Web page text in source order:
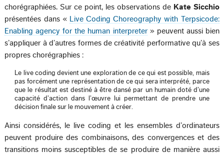
chorégraphiées. Sur ce point, les observations de Kate Sicchio
présentées dans «
Live Coding Choreography with Terpsicode:
Enabling agency for the human interpreter» peuvent aussi bien
s’appliquer à d’autres formes de créativité performative qu’à ses
propres chorégraphies :
Le live coding devient une exploration de ce qui est possible, mais
pas forcément une représentation de ce qui sera interprété, parce
que le résultat est destiné à être dansé par un humain doté d’une
capacité d’action dans l’œuvre lui permettant de prendre une
décision finale sur le mouvement à créer.
Ainsi considérés, le live coding et les ensembles d’ordinateurs
peuvent produire des combinaisons, des convergences et des
transitions moins susceptibles de se produire de manière aussi